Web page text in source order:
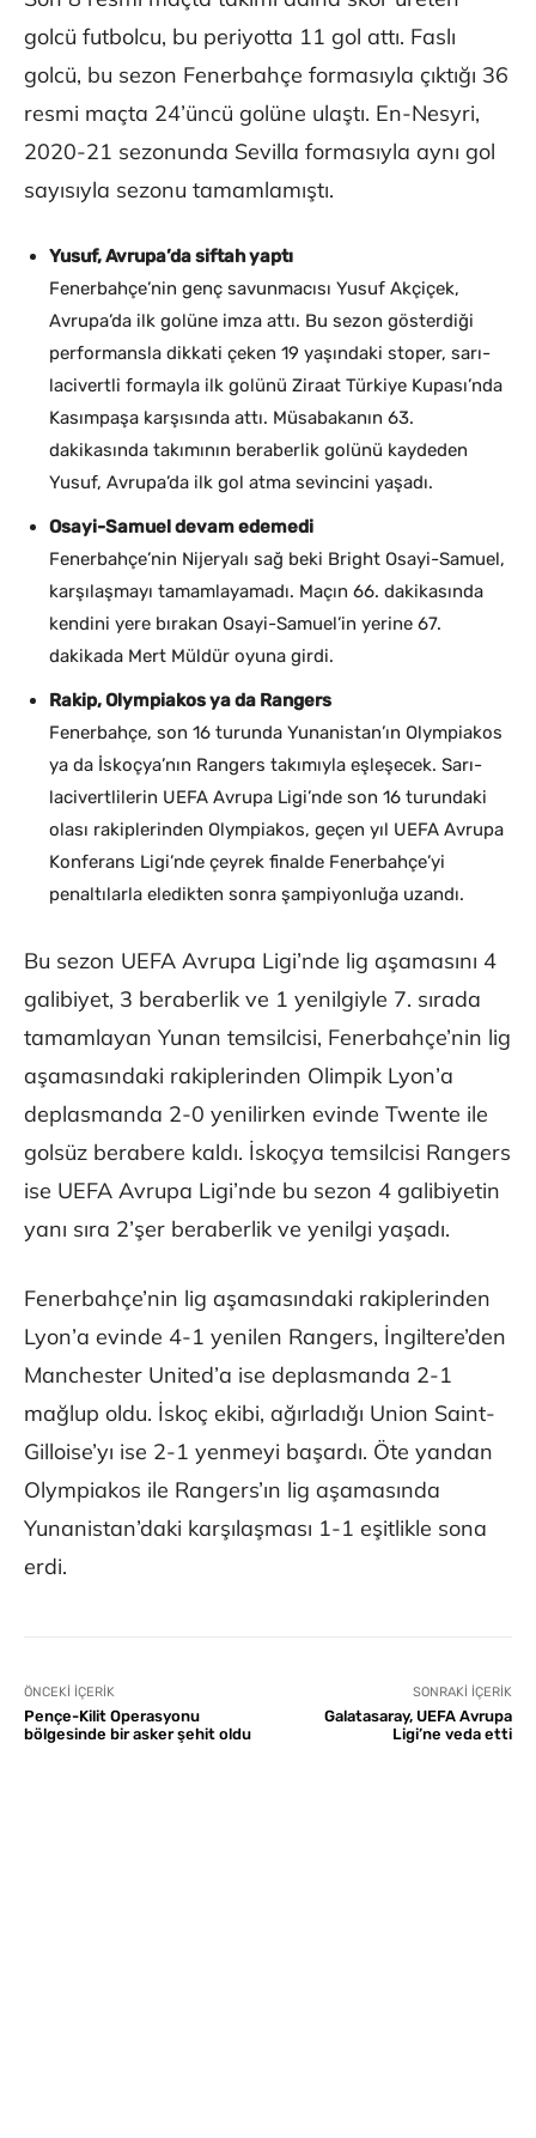
golcü futbolcu, bu periyotta 11 gol attı. Faslı
golcü, bu sezon Fenerbahçe formasıyla çıktığı 36
resmi maçta 24’üncü golüne ulaştı. En-Nesyri,
2020-21 sezonunda Sevilla formasıyla aynı gol
sayısıyla sezonu tamamlamıştı.
Yusuf, Avrupa’da siftah yaptı
Fenerbahçe’nin genç savunmacısı Yusuf Akçiçek,
Avrupa’da ilk golüne imza attı. Bu sezon gösterdiği
performansla dikkati çeken 19 yaşındaki stoper, sarı-
lacivertli formayla ilk golünü Ziraat Türkiye Kupası’nda
Kasımpaşa karşısında attı. Müsabakanın 63.
dakikasında takımının beraberlik golünü kaydeden
Yusuf, Avrupa’da ilk gol atma sevincini yaşadı.
Osayi-Samuel devam edemedi
Fenerbahçe’nin Nijeryalı sağ beki Bright Osayi-Samuel,
karşılaşmayı tamamlayamadı. Maçın 66. dakikasında
kendini yere bırakan Osayi-Samuel’in yerine 67.
dakikada Mert Müldür oyuna girdi.
Rakip, Olympiakos ya da Rangers
Fenerbahçe, son 16 turunda Yunanistan’ın Olympiakos
ya da İskoçya’nın Rangers takımıyla eşleşecek. Sarı-
lacivertlilerin UEFA Avrupa Ligi’nde son 16 turundaki
olası rakiplerinden Olympiakos, geçen yıl UEFA Avrupa
Konferans Ligi’nde çeyrek finalde Fenerbahçe’yi
penaltılarla eledikten sonra şampiyonluğa uzandı.
Bu sezon UEFA Avrupa Ligi’nde lig aşamasını 4
galibiyet, 3 beraberlik ve 1 yenilgiyle 7. sırada
tamamlayan Yunan temsilcisi, Fenerbahçe’nin lig
aşamasındaki rakiplerinden Olimpik Lyon’a
deplasmanda 2-0 yenilirken evinde Twente ile
golsüz berabere kaldı. İskoçya temsilcisi Rangers
ise UEFA Avrupa Ligi’nde bu sezon 4 galibiyetin
yanı sıra 2’şer beraberlik ve yenilgi yaşadı.
Fenerbahçe’nin lig aşamasındaki rakiplerinden
Lyon’a evinde 4-1 yenilen Rangers, İngiltere’den
Manchester United’a ise deplasmanda 2-1
mağlup oldu. İskoç ekibi, ağırladığı Union Saint-
Gilloise’yı ise 2-1 yenmeyi başardı. Öte yandan
Olympiakos ile Rangers’ın lig aşamasında
Yunanistan’daki karşılaşması 1-1 eşitlikle sona
erdi.
ÖNCEKI İÇERIK
Pençe-Kilit Operasyonu
bölgesinde bir asker şehit oldu
SONRAKI İÇERIK
Galatasaray, UEFA Avrupa
Ligi’ne veda etti